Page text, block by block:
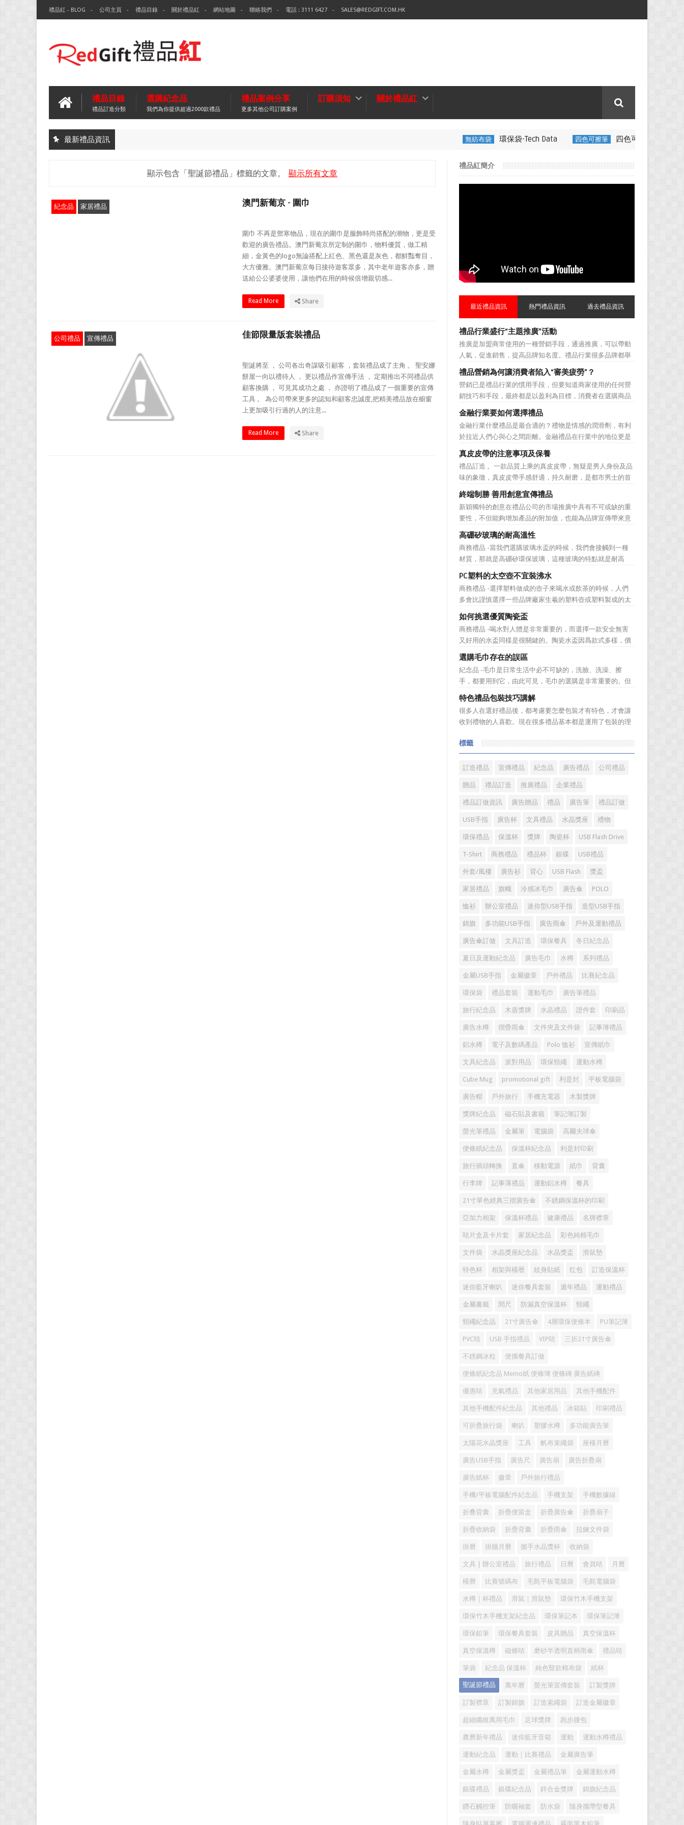
禮品紅 - BLOG 公司主頁 禮品目錄 關於禮品紅 網站地圖 聯絡我們 電話 : 3111 6427 SALES@REDGIFT.COM.HK
禮品目錄
禮品訂造分類
選購紀念品
我們為你提供超過2000款禮品
禮品案例分享
更多其他公司訂購案例
訂購須知 關於禮品紅
最新禮品資訊 環保袋-Tech Data 四色可擦筆 四色可擦筆-百通電纜
顯示包含「聖誕節禮品」 標籤的文章。 顯示所有文章
紀念品 家居禮品 澳門新葡京 - 圍巾
圍巾 不再是禦寒物品，現在的圍巾是服飾時尚搭配的潮物，更是受
歡迎的廣告禮品。澳門新葡京所定制的圍巾，物料優質，做工精
細，金黃色的logo無論搭配上紅色、黑色還是灰色，都鮮豔奪目，
大方優雅。澳門新葡京每日接待遊客眾多，其中老年遊客亦多，贈
送給公公婆婆使用，讓他們在用的時候倍增親切感...
Read More Share
公司禮品 宣傳禮品 佳節限量版套裝禮品
聖誕將至 ， 公司各出奇謀吸引顧客 ，套裝禮品成了主角 。 聖安娜
餅屋一向以禮待人 ， 更以禮品作宣傳手法 ， 定期推出不同禮品供
顧客換購 ， 可見其成功之處 ， 亦證明了禮品成了一個重要的宣傳
工具 。 為公司帶來更多的認知和顧客忠誠度,把精美禮品放在櫥窗
上更加吸引行過的人的注意...
Read More Share
禮品紅簡介
最近禮品資訊 熱門禮品資訊 過去禮品資訊
禮品行業盛行“主題推廣”活動
推廣是加盟商常使用的一種營銷手段，通過推廣，可以帶動
人氣，促進銷售，提高品牌知名度。禮品行業很多品牌都舉
辦過多場推廣活動，來帶動品牌的提升，然而，隨着推廣活
動的普遍，消費者對於這種推廣已經見怪不怪了。 所
以，儘管現在許多商家打着賠本推廣、以跳樓價銷售的口號
大搞活動，但生意...
禮品營銷為何讓消費者陷入“審美疲勞”？
營銷已是禮品行業的慣用手段，但要知道商家使用的任何營
銷技巧和手段，最終都是以盈利為目標，消費者在選購商品
時最為關注的便是如何利用最低的費用購買到最超值的貨
品。在禮品公司使用常規的營銷方式的同時，消費者也不免
走陷入了“審美疲勞”。 編者總結了最讓消費者對禮品行
業營銷產生免疫...
金融行業要如何選擇禮品
金融行業什麼禮品是最合適的？禮物是情感的潤滑劑，有利
於拉近人們心與心之間距離。金融禮品在行業中的地位更是
不容忽視，因為禮品即是企業形象的象徵，又是企業地位的
彰顯，同時對收禮人來說，一份禮物的永恆意義是語言難以
企及的。難怪有人曾說：再省也不能省禮物，再窮也不能窮
送禮。但是，禮品選擇...
真皮皮帶的注意事項及保養
禮品訂造 。一款品質上乘的真皮皮帶，無疑是男人身份及品
味的象徵，真皮皮帶手感舒適，持久耐磨，是都市男士的首
選。當你還在髮愁老爸生日禮物送什麼的時候，一款真皮皮
帶就是非常不錯的選擇。但是真皮皮帶如果疏於保養，也會
黯然失色，出現裂痕和破損的痕跡，今天小編就爲大家分享
真皮皮帶的注意事項...
終端制勝 善用創意宣傳禮品
新穎獨特的創意在禮品公司的市場推廣中具有不可或缺的重
要性，不但能夠增加產品的附加值，也能為品牌宣傳帶來意
想不到的促進作用。禮品公司如果能夠巧妙運用這些獨具創
意的宣傳禮品來提升宣傳技巧，在終端推廣中將更具競爭
力。 打火機、煙灰缸、鑰匙鏈、毛巾……當今市場上的
宣傳品幾乎是司空...
高硼矽玻璃的耐高溫性
商務禮品 -當我們選購玻璃水盃的時候，我們會接觸到一種
材質，那就是高硼矽環保玻璃，這種玻璃的特點就是耐高
溫，那麼這個耐高溫的溫度限製和準確的含義是什麼呢?禮品
紅的小編給大家總結如下。 耐熱玻璃【Heat-resistant
glass】是指含有耐熱性強的硼酸﹑矽酸成分,能夠...
PC塑料的太空壺不宜裝沸水
商務禮品 -選擇塑料做成的壺子來喝水或飲茶的時候，人們
多會比謹慎選擇一些品牌廠家生羲的塑料壺或塑料製成的太
空壺。塑料壺基本分爲PP和PC兩種材質，那用哪種材質的塑
料壺才安全? PP材質的耐熱性和穩定性好，但耐磨性比
PC差一些。而PC製品比PP製品更美觀，但不耐熱，且部分
PC...
如何挑選優質陶瓷盃
商務禮品 -喝水對人體是非常重要的，而選擇一款安全無害
又好用的水盃同樣是很關鍵的。陶瓷水盃因爲款式多樣，價
格實惠等優勢受到消費者歡迎。陶瓷看起來很乾淨，而且很
有質感。如何挑選優質陶瓷盃?很多人想必都不是很了解。今
天，禮品紅小編給大家分享一些陶瓷盃選購需要注意的問
題。 陶瓷...
選購毛巾存在的誤區
紀念品 -毛巾是日常生活中必不可缺的，洗臉、洗澡、擦
手，都要用到它，由此可見，毛巾的選購是非常重要的。但
是很多人在選購毛巾時存在很多誤區，下麵就來簡單了解一
下吧! 一、毛巾色澤鮮艷可能用了直接染料，手感好則可
能添加過多柔軟劑 在一些大型超市見到，擺放在貨架上
的毛巾，...
特色禮品包裝技巧講解
很多人在選好禮品後，都考慮要怎麼包裝才有特色，才會讓
收到禮物的人喜歡。現在很多禮品基本都是運用了包裝的理
餅，真的很喜歡吃，價格也不貴，而現在的月餅包裝真的很
嚇人，幾個月餅加上包裝價格要幾百，甚到上千元，讓人感
覺已經失去了禮品本身的...
標籤
訂造禮品 宣傳禮品 紀念品 廣告禮品 公司禮品
贈品 禮品訂造 推廣禮品 企業禮品
禮品訂做資訊 廣告贈品 禮品 廣告筆 禮品訂做
USB手指 廣告杯 文具禮品 水晶獎座 禮物
環保禮品 保溫杯 獎牌 陶瓷杯 USB Flash Drive
T-Shirt 商務禮品 禮品杯 銀碟 USB禮品
外套/風褸 廣告衫 背心 USB Flash 獎盃
家居禮品 旗幟 冷感冰毛巾 廣告傘 POLO
恤衫 辦公室禮品 迷你型USB手指 造型USB手指
錦旗 多功能USB手指 廣告雨傘 戶外及運動禮品
廣告傘訂做 文具訂造 環保餐具 冬日紀念品
夏日及運動紀念品 廣告毛巾 水樽 系列禮品
金屬USB手指 金屬徽章 戶外禮品 比賽紀念品
環保袋 禮品套裝 運動毛巾 廣告筆禮品
旅行紀念品 木盾獎牌 水晶禮品 證件套 印刷品
廣告水樽 摺疊雨傘 文件夾及文件袋 記事簿禮品
鋁水樽 電子及數碼產品 Polo 恤衫 宣傳紙巾
文具紀念品 派對用品 環保頸繩 運動水樽
Cube Mug promotional gift 利是封 平板電腦袋
廣告帽 戶外旅行 手機充電器 木製獎牌
獎牌紀念品 磁石貼及書籤 筆記簿訂製
螢光筆禮品 金屬筆 電腦袋 高爾夫球傘
便條紙紀念品 保溫杯紀念品 利是封印刷
旅行插頭轉換 直傘 移動電源 紙巾 背囊
行李牌 記事薄禮品 運動鋁水樽 餐具
21寸單色經典三摺廣告傘 不銹鋼保溫杯的印刷
亞加力相架 保溫杯禮品 健康禮品 名牌襟章
咭片盒及卡片套 家居紀念品 彩色純棉毛巾
文件袋 水晶獎座紀念品 水晶獎盃 滑鼠墊
特色杯 相架與檯暦 紋身貼紙 红包 訂造保溫杯
迷你藍牙喇叭 迷你餐具套裝 週年禮品 運動禮品
金屬書籤 間尺 防漏真空保溫杯 頸繩
頸繩紀念品 21寸廣告傘 4層環保便條本 PU筆記簿
PVC咭 USB 手指禮品 VIP咭 三折21寸廣告傘
不銹鋼冰粒 便攜餐具訂做
便條紙紀念品 Memo紙 便條簿 便條磚 廣告紙磚
優惠咭 充氣禮品 其他家居用品 其他手機配件
其他手機配件紀念品 其他禮品 冰箱貼 印刷禮品
可折疊旅行袋 喇叭 塑膠水樽 多功能廣告筆
太陽花水晶獎座 工具 帆布束繩袋 座檯月曆
廣告USB手指 廣告尺 廣告扇 廣告折疊扇
廣告紙杯 徽章 戶外旅行禮品
手機/平板電腦配件紀念品 手機支架 手機數據線
折叠背囊 折疊便當盒 折疊廣告傘 折疊扇子
折疊收納袋 折疊背囊 折疊雨傘 拉鍊文件袋
掛曆 掛牆月曆 握手水晶獎杯 收納袋
文具 | 辦公室禮品 旅行禮品 日曆 會員咭 月曆
檯曆 比賽號碼布 毛氈平板電腦袋 毛氈電腦袋
水樽｜杯禮品 滑鼠｜滑鼠墊 環保竹木手機支架
環保竹木手機支架紀念品 環保筆記本 環保筆記簿
環保鉛筆 環保餐具套裝 皮具贈品 真空保溫杯
真空保溫樽 磁條咭 磨砂半透明直柄雨傘 禮品咭
筆袋 紀念品 保溫杯 純色豎款棉布袋 紙杯
聖誕節禮品 萬年曆 螢光筆宣傳套裝 訂製獎牌
訂製襟章 訂製錦旗 訂造索繩袋 訂造金屬徽章
超細纖維萬用毛巾 足球獎牌 跑步腰包
農曆新年禮品 迷你藍牙音箱 運動 運動水樽禮品
運動紀念品 運動｜比賽禮品 金屬廣告筆
金屬水樽 金屬獎盃 金屬禮品筆 金屬運動水樽
銀碟禮品 銀碟紀念品 鋅合金獎牌 錦旗紀念品
鑽石觸控筆 防曬袖套 防水袋 隨身攜帶型餐具